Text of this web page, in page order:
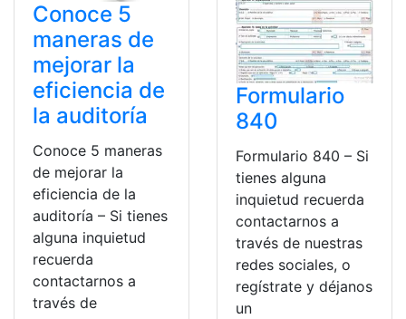
Conoce 5
maneras de
mejorar la
eficiencia de
la auditoría
Conoce 5 maneras
de mejorar la
eficiencia de la
auditoría – Si tienes
alguna inquietud
recuerda
contactarnos a
través de
Formulario
840
Formulario 840 – Si
tienes alguna
inquietud recuerda
contactarnos a
través de nuestras
redes sociales, o
regístrate y déjanos
un